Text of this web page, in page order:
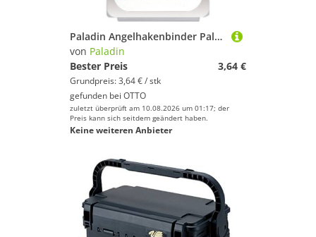
Paladin Angelhakenbinder Paladin Angelhaken Drilling Gr. 1 Größe
von Paladin
Bester Preis
3,64 €
Grundpreis: 3,64 € / stk
gefunden bei OTTO
zuletzt überprüft am 10.08.2026 um 01:17; der
Preis kann sich seitdem geändert haben.
Keine weiteren Anbieter